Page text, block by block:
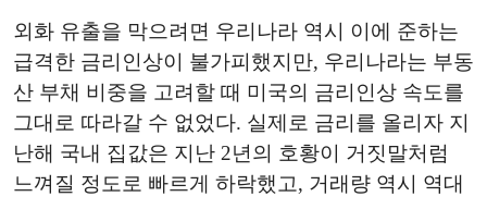
외화 유출을 막으려면 우리나라 역시 이에 준하는
급격한 금리인상이 불가피했지만, 우리나라는 부동
산 부채 비중을 고려할 때 미국의 금리인상 속도를
그대로 따라갈 수 없었다. 실제로 금리를 올리자 지
난해 국내 집값은 지난 2년의 호황이 거짓말처럼
느껴질 정도로 빠르게 하락했고, 거래량 역시 역대